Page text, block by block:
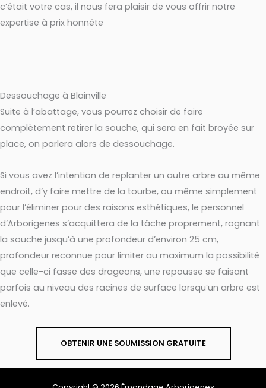
c’était votre cas, il nous fera plaisir de vous offrir notre
expertise à prix honnête
Dessouchage à Blainville
Suite à l’abattage, vous pourrez choisir de faire
complètement retirer la souche, qui sera en fait broyée sur
place, on parlera alors de dessouchage.
Si vous avez l’intention de replanter un autre arbre au même
endroit, d’y faire mettre de la tourbe, ou même simplement
pour l’éliminer pour des raisons esthétiques, le personnel
d’Arborigenes s’acquittera de la tâche proprement, rognant
la souche jusqu’à une profondeur d’environ 25 cm,
profondeur reconnue pour limiter au maximum la possibilité
que celle-ci fasse des drageons, une repousse se faisant
parfois au niveau des racines de surface lorsqu’un arbre est
enlevé.
OBTENIR UNE SOUMISSION GRATUITE